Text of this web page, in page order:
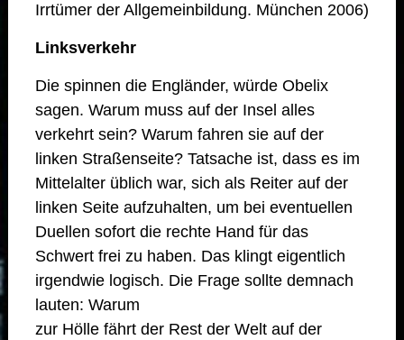
Irrtümer der Allgemeinbildung. München 2006)
Linksverkehr
Die spinnen die Engländer, würde Obelix
sagen. Warum muss auf der Insel alles
verkehrt sein? Warum fahren sie auf der
linken Straßenseite? Tatsache ist, dass es im
Mittelalter üblich war, sich als Reiter auf der
linken Seite aufzuhalten, um bei eventuellen
Duellen sofort die rechte Hand für das
Schwert frei zu haben. Das klingt eigentlich
irgendwie logisch. Die Frage sollte demnach
lauten: Warum
zur Hölle fährt der Rest der Welt auf der